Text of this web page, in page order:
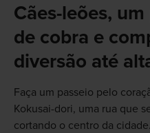
Cães-leões,
de cobra e
diversão até
Faça um passeio pelo
Kokusai-dori, uma rua que
cortando o centro da cidade.